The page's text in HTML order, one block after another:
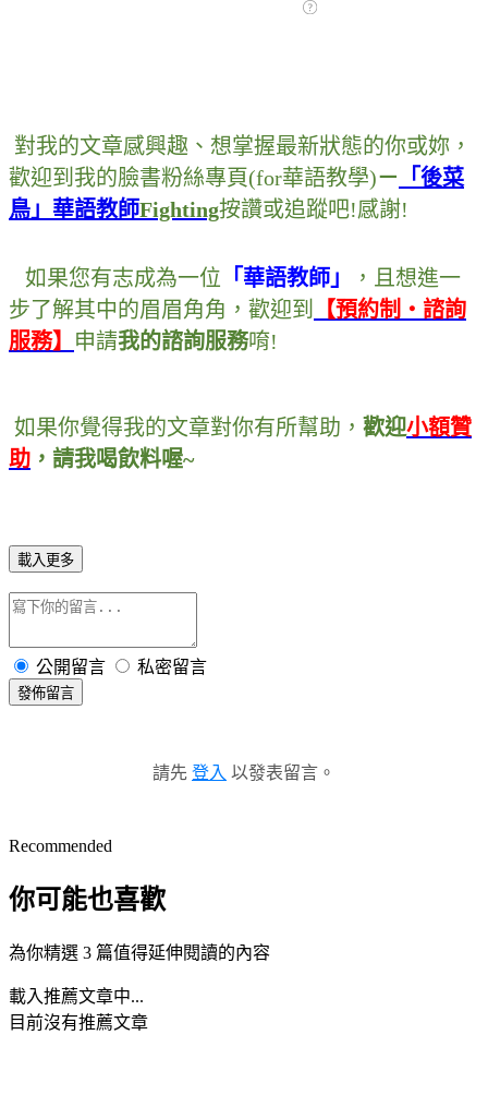
對我的文章感興趣 、 想掌握最新狀態的你或妳 ，
歡迎到我的臉書粉絲專頁(for華語教學)－ 「後菜
鳥」華語教師Fighting按讚或追蹤吧!感謝!
如果您有志成為一位 「華語教師」 ， 且想進一
步了解其中的眉眉角角 ， 歡迎到
【預約制・諮詢
服務】 申請我的諮詢服務唷!
如果你覺得我的文章對你有所幫助 ， 歡迎小額贊
助 ， 請我喝飲料喔~
載入更多
公開留言 私密留言
發佈留言
請先 登入 以發表留言。
Recommended
你可能也喜歡
為你精選 3 篇值得延伸閱讀的內容
載入推薦文章中...
目前沒有推薦文章